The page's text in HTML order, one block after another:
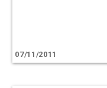
07/11/2011